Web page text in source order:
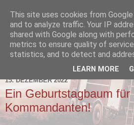
15. DEZEMBER 2022
Ein Geburtstagbaum für
Kommandanten!
This site uses cookies from
and to analyze traffic. Your IP
shared with Google along with
metrics to ensure quality of
statistics, and to detect and
LEARN MORE